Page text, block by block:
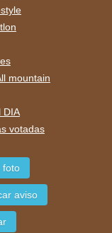
mountain
DIA
votadas
foto
aviso